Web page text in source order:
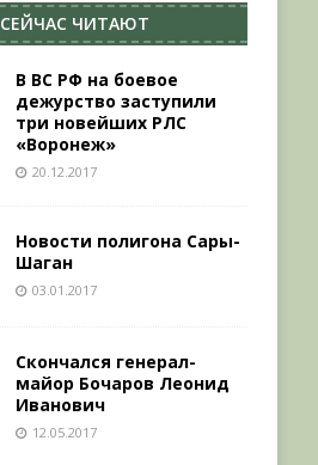
СЕЙЧАС ЧИТАЮТ
В ВС РФ на боевое
дежурство заступили
три новейших РЛС
«Воронеж»
20.12.2017
Новости полигона Сары-
Шаган
03.01.2017
Скончался генерал-
майор Бочаров Леонид
Иванович
12.05.2017